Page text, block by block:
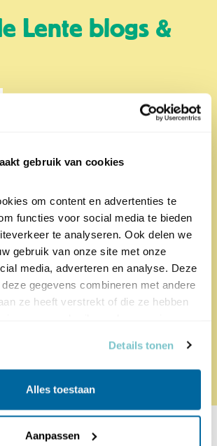
gebruik van cookies
om content en advertenties te
functies voor social media te bieden
te analyseren. Ook delen we
gebruik van onze site met onze
media, adverteren en analyse. Deze
gegevens combineren met andere
ze heeft verstrekt of die ze hebben
Details tonen
Alles toestaan
Aanpassen
Lente blogs &
doet de spreeuw weer mee bij
een slimme soort, die graag in..
de Lente